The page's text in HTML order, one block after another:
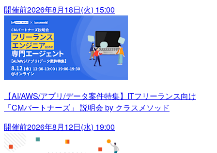
開催前2026年8月18日(火) 15:00
【AI/AWS/アプリ/データ案件特集】ITフリーランス向け
「CMパートナーズ」 説明会 by クラスメソッド
開催前2026年8月12日(水) 19:00